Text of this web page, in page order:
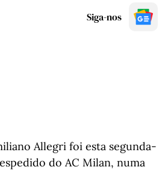
Siga-nos
Allegri foi esta segunda-
do AC Milan, numa